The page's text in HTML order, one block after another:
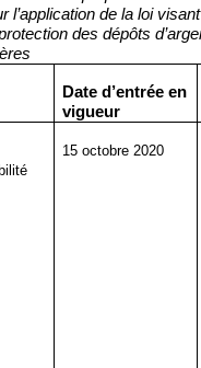
de la loi
des dépôts
Date d’entrée en
vigueur
15 octobre 2020